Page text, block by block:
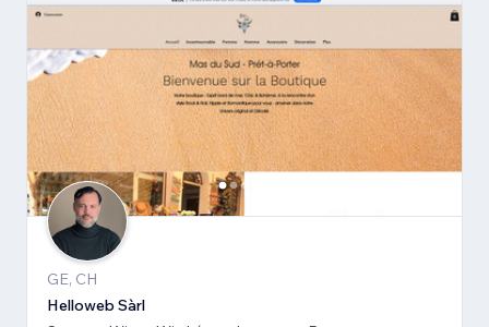
GE, CH
Helloweb Sàrl